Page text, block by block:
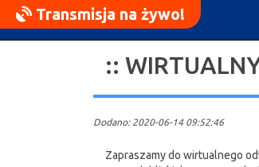
::
Dodano: 2020-06-14 09:52:46
Zapraszamy do wirtualnego
Transmisja na żywo!